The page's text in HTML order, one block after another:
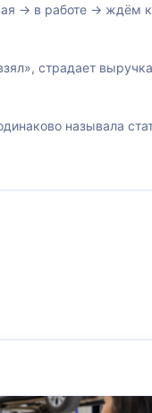
→ в работе → ждём
страдает
называла